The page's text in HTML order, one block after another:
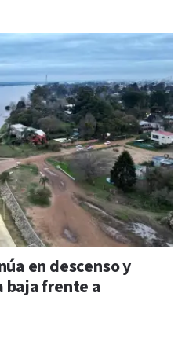
en descenso y
baja frente a